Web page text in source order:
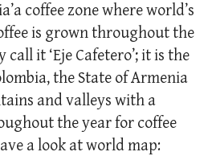
coffee zone where world’s
is grown throughout the
it ‘Eje Cafetero’; it is the
the State of Armenia
and valleys with a
the year for coffee
a look at world map: